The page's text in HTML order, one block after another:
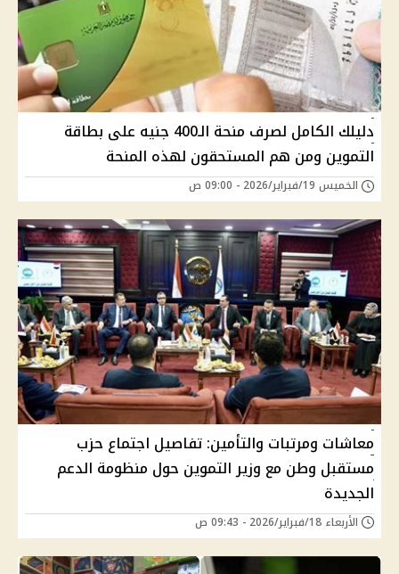
دليلك الكامل لصرف منحة الـ400 جنيه على بطاقة
التموين ومن هم المستحقون لهذه المنحة
الخميس 19/فبراير/2026 - 09:00 ص
معاشات ومرتبات والتأمين: تفاصيل اجتماع حزب
مستقبل وطن مع وزير التموين حول منظومة الدعم
الجديدة
الأربعاء 18/فبراير/2026 - 09:43 ص